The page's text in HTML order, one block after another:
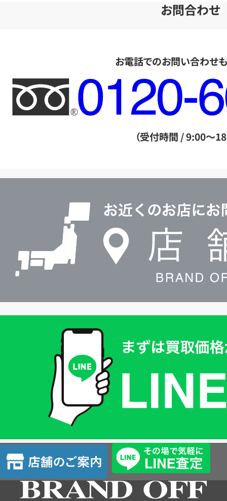
お問合わせ
お電話でのお問い合わせ
フ
リ
ー
ル
（受付時間 / 9:00～
査
定
店
舗
の